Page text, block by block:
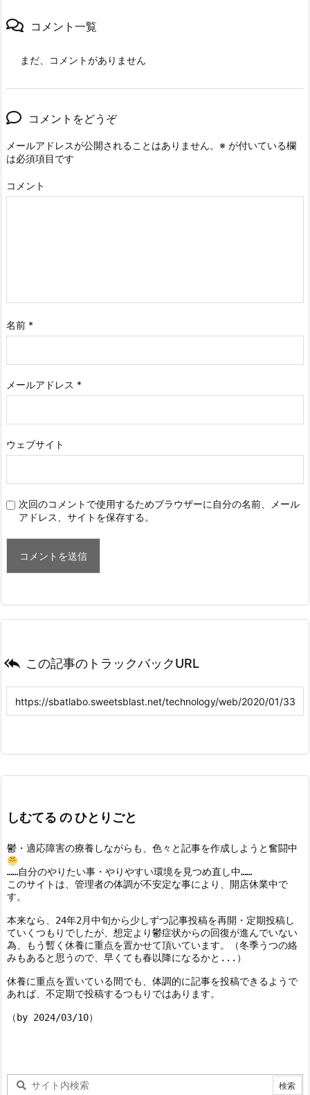
コメント一覧
まだ、コメントがありません
コメントをどうぞ
メールアドレスが公開されることはありません。 ※ が付いている欄
は必須項目です
コメント
名前 *
メールアドレス *
ウェブサイト
次回のコメントで使用するためブラウザーに自分の名前、メール
アドレス、サイトを保存する。
 この記事のトラックバックURL
しむてる の ひとりごと
鬱・適応障害の療養しながらも、色々と記事を作成しようと奮闘中
……自分のやりたい事・やりやすい環境を見つめ直し中……
このサイトは、管理者の体調が不安定な事により、開店休業中で
す。
本来なら、24年2月中旬から少しずつ記事投稿を再開・定期投稿し
ていくつもりでしたが、想定より鬱症状からの回復が進んでいない
為、もう暫く休養に重点を置かせて頂いています。（冬季うつの絡
みもあると思うので、早くても春以降になるかと...）
休養に重点を置いている間でも、体調的に記事を投稿できるようで
あれば、不定期で投稿するつもりではあります。
（by 2024/03/10）